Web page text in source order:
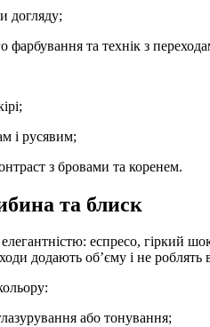
догляду;
фарбування та технік з
і русявим;
з бровами та коренем.
та блиск
еспресо, гіркий
додають об’єму і не
або тонування;